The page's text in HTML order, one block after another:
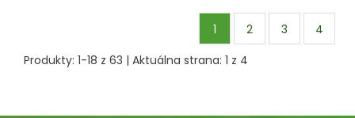
1 2 3
4
Produkty: 1-18 z 63 | Aktuálna strana: 1 z 4